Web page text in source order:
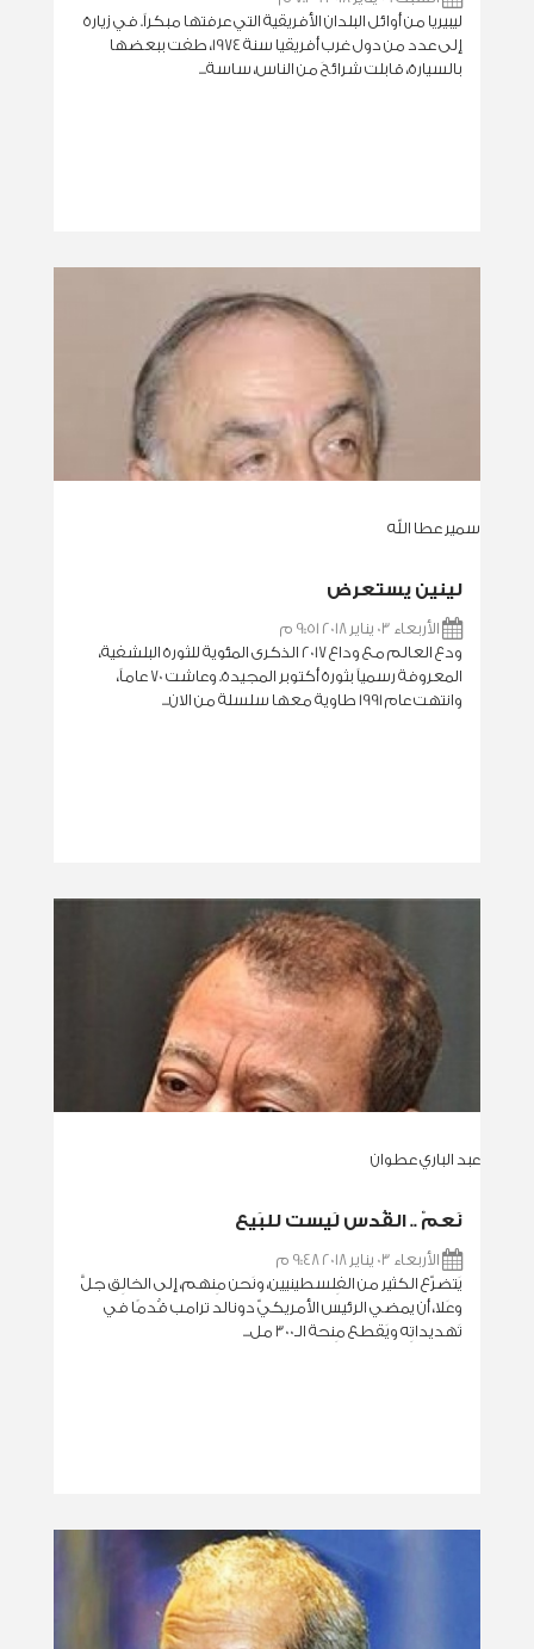
ليبيريا من أوائل البلدان الأفريقية التي عرفتها مبكراً. في زيارة
إلى عدد من دول غرب أفريقيا سنة 1974، طفت ببعضها
بالسيارة، قابلت شرائحَ من الناس، ساسة...
سمير عطا الله
لينين يستعرض
الأربعاء 03 يناير 2018 9:51 م
ودع العالم مع وداع 2017 الذكرى المئوية للثورة البلشفية،
المعروفة رسمياً بثورة أكتوبر المجيدة. وعاشت 70 عاماً،
وانتهت عام 1991 طاوية معها سلسلة من الان...
عبد الباري عطوان
نَعمْ .. القُدس لَيست للبَيع
الأربعاء 03 يناير 2018 9:48 م
يَتضرّع الكثير من الفِلسطينيين، ونَحن مِنهم، إلى الخالِق جلَّ
وعَلا، أن يمضي الرئيس الأمريكيّ دونالد ترامب قُدمًا في
تَهديداتِه ويَقطع مِنحة الـ300 مل...